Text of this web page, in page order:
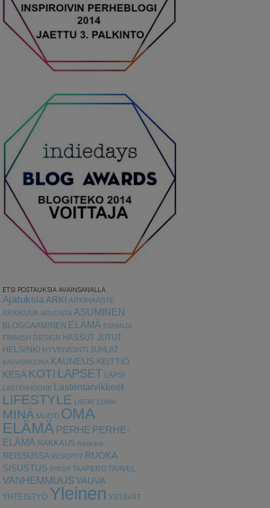
ETSI POSTAUKSIA AVAINSANALLA
AjatuksiaARKI ARKIHAASTE
ARKIKUVA ARVONTA ASUMINEN
BLOGGAAMINEN ELÄMÄ ESPANJA
FINNISH DESIGN HASSUT JUTUT
HELSINKI
HYVINVOINTI JUHLAT
KASVISRUOKA KAUNEUS KEITTIÖ
KESÄ KOTI LAPSET LAPSI
LASTENHUONE Lastentarvikkeet
LIFESTYLE LISTAT LOMA
MINÄ MUOTI OMA
ELÄMÄ PERHE PERHE-
ELÄMÄ RAKKAUS Raskaus
REISSUSSA RESEPTIT RUOKA
SISUSTUS SYKSY TAAPERO TRAVEL
VANHEMMUUS VAUVA
YHTEISTYÖ Yleinen YSTÄVÄT